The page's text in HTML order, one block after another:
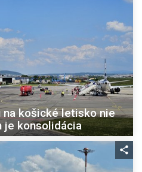
košické letisko nie
je konsolidácia